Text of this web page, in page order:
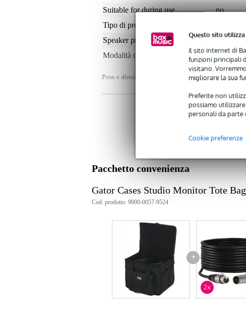
Questo sito
Il sito internet di
funzioni principali
visitano.
migliorare la sua
Preferite non
possiamo
personali da parte
Cookie preferenze
Suitable for during use
no
Tipo di protezione
Speaker protection type
6 inch
Modalità di trasporto
Peso e dimensioni imballaggio incluso
Peso(imballaggio incluso)
2,9 kg
(imballaggio incluso) 50,0 x
adatta per 2 monitor da studio da 5
materiale: nylon
Pacchetto convenienza
Gator Cases Studio Monitor Tote
Cod. prodotto: 9000-0057-9524
+
2x